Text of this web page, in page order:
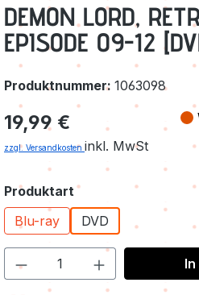
DEMON LORD,
EPISODE 09-12
Produktnummer: 1063098
Regulärer Preis:
19,99 €
zzgl. Versandkosten inkl. MwSt
Produktartauswählen
Blu-ray
DVD